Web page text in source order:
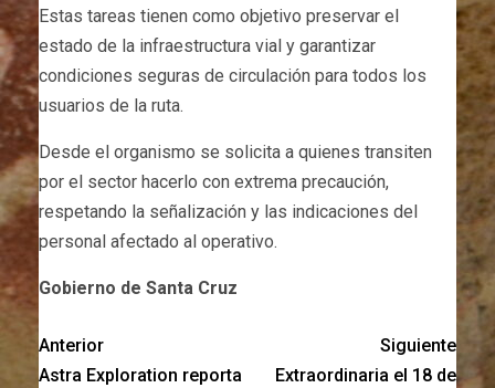
Estas tareas tienen como objetivo preservar el
estado de la infraestructura vial y garantizar
condiciones seguras de circulación para todos los
usuarios de la ruta.
Desde el organismo se solicita a quienes transiten
por el sector hacerlo con extrema precaución,
respetando la señalización y las indicaciones del
personal afectado al operativo.
Gobierno de Santa Cruz
Anterior
Astra Exploration reporta
Siguiente
Extraordinaria el 18 de